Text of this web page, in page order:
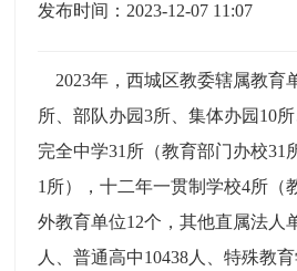
发布时间：2023-12-07 11:07
2023年，西城区教委辖属教育
所、部队办园3所、集体办园10
完全中学31所（教育部门办校
1所），十二年一贯制学校4所（
外教育单位12个，其他直属法人
人、普通高中10438人、特殊教